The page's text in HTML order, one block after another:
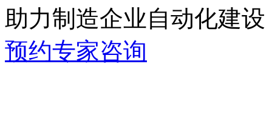
助力制造企业自动化建设
预约专家咨询